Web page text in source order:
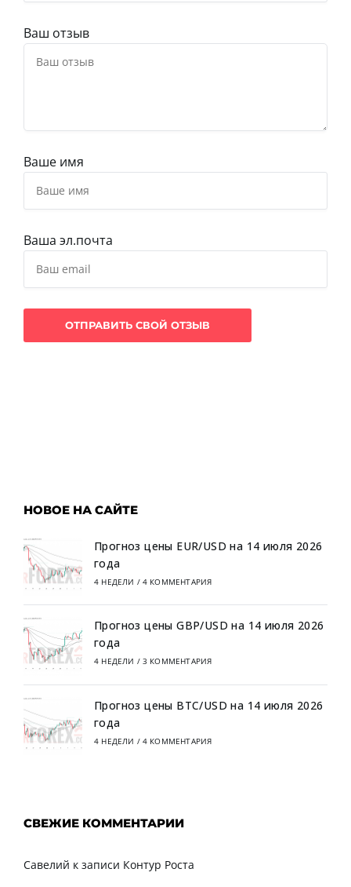
Ваш отзыв
Ваше имя
Ваша эл.почта
НОВОЕ НА САЙТЕ
Прогноз цены EUR/USD на 14 июля 2026
года
4 НЕДЕЛИ / 4 КОММЕНТАРИЯ
Прогноз цены GBP/USD на 14 июля 2026
года
4 НЕДЕЛИ / 3 КОММЕНТАРИЯ
Прогноз цены BTC/USD на 14 июля 2026
года
4 НЕДЕЛИ / 4 КОММЕНТАРИЯ
СВЕЖИЕ КОММЕНТАРИИ
Савелий к записи Контур Роста